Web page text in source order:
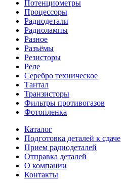
Потенциометры
Процессоры
Радиодетали
Радиолампы
Разное
Разъёмы
Резисторы
Реле
Серебро техническое
Тантал
Транзисторы
Фильтры противогазов
Фотопленка
Каталог
Подготовка деталей к сдаче
Прием радиодеталей
Отправка деталей
О компании
Контакты